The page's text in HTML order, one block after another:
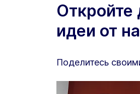
идеи от
Поделитесь